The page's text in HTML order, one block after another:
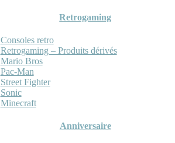
Retrogaming
Consoles retro
Retrogaming – Produits dérivés
Mario Bros
Pac-Man
Street Fighter
Sonic
Minecraft
Anniversaire